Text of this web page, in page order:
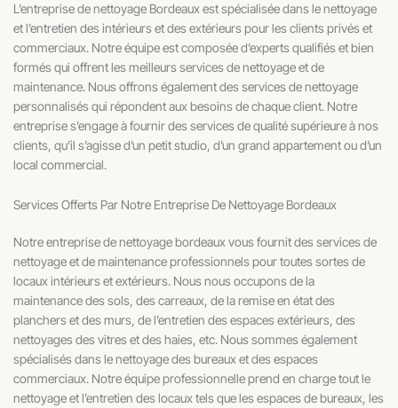
L’entreprise de nettoyage Bordeaux est spécialisée dans le nettoyage
et l’entretien des intérieurs et des extérieurs pour les clients privés et
commerciaux. Notre équipe est composée d’experts qualifiés et bien
formés qui offrent les meilleurs services de nettoyage et de
maintenance. Nous offrons également des services de nettoyage
personnalisés qui répondent aux besoins de chaque client. Notre
entreprise s’engage à fournir des services de qualité supérieure à nos
clients, qu’il s’agisse d’un petit studio, d’un grand appartement ou d’un
local commercial.
Services Offerts Par Notre Entreprise De Nettoyage Bordeaux
Notre entreprise de nettoyage bordeaux vous fournit des services de
nettoyage et de maintenance professionnels pour toutes sortes de
locaux intérieurs et extérieurs. Nous nous occupons de la
maintenance des sols, des carreaux, de la remise en état des
planchers et des murs, de l’entretien des espaces extérieurs, des
nettoyages des vitres et des haies, etc. Nous sommes également
spécialisés dans le nettoyage des bureaux et des espaces
commerciaux. Notre équipe professionnelle prend en charge tout le
nettoyage et l’entretien des locaux tels que les espaces de bureaux, les